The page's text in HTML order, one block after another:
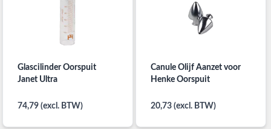
Glascilinder Oorspuit
Janet Ultra
74,79 (excl. BTW)
Canule Olijf Aanzet voor
Henke Oorspuit
20,73 (excl. BTW)